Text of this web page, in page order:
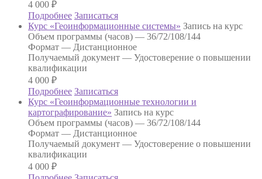
4 000 ₽
Подробнее Записаться
Курс «Геоинформационные системы» Запись на курс
Объем программы (часов) — 36/72/108/144
Формат — Дистанционное
Получаемый документ — Удостоверение о повышении
квалификации
4 000 ₽
Подробнее Записаться
Курс «Геоинформационные технологии и
картографирование» Запись на курс
Объем программы (часов) — 36/72/108/144
Формат — Дистанционное
Получаемый документ — Удостоверение о повышении
квалификации
4 000 ₽